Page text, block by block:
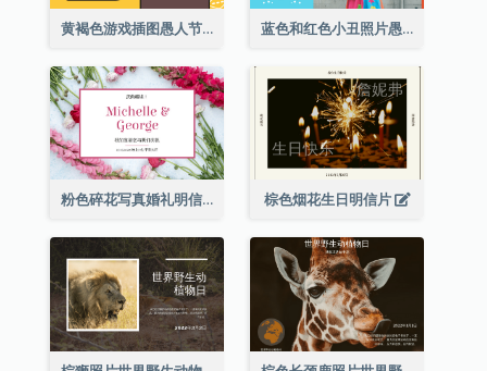
黄褐色游戏插图愚人节明信片 蓝色和红色小丑照片愚人节明信片
粉色碎花写真婚礼明信片 棕色烟花生日明信片